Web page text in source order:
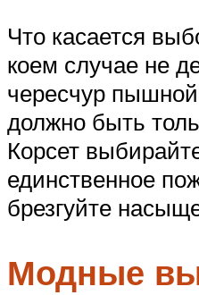
Что касается
коем случае не
чересчур
должно быть
Корсет
единственное
брезгуйте
Модные